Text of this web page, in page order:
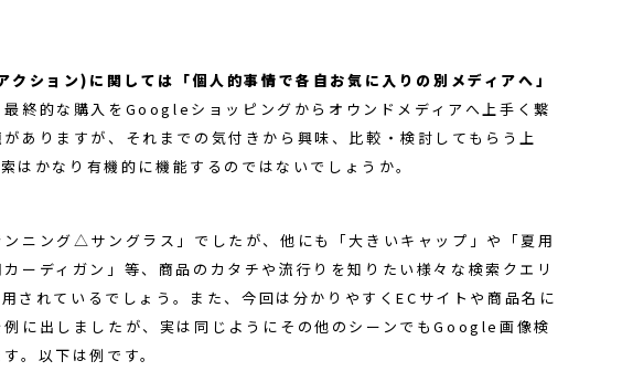
クション)に関しては「個人的事情で各自お気に入りの別メディアへ」
最終的な購入をGoogleショッピングからオウンドメディアへ上手く繋
ありますが、それまでの気付きから興味、比較・検討してもらう上
はかなり有機的に機能するのではないでしょうか。
ニング△サングラス」でしたが、他にも「大きいキャップ」や「夏用
ーディガン」等、商品のカタチや流行りを知りたい様々な検索クエリ
されているでしょう。また、今回は分かりやすくECサイトや商品名に
に出しましたが、実は同じようにその他のシーンでもGoogle画像検
。以下は例です。